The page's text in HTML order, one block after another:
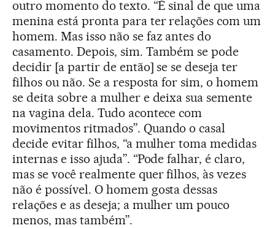
outro momento do texto. “É sinal de que uma
menina está pronta para ter relações com um
homem. Mas isso não se faz antes do
casamento. Depois, sim. Também se pode
decidir [a partir de então] se se deseja ter
filhos ou não. Se a resposta for sim, o homem
se deita sobre a mulher e deixa sua semente
na vagina dela. Tudo acontece com
movimentos ritmados”. Quando o casal
decide evitar filhos, “a mulher toma medidas
internas e isso ajuda”. “Pode falhar, é claro,
mas se você realmente quer filhos, às vezes
não é possível. O homem gosta dessas
relações e as deseja; a mulher um pouco
menos, mas também”.